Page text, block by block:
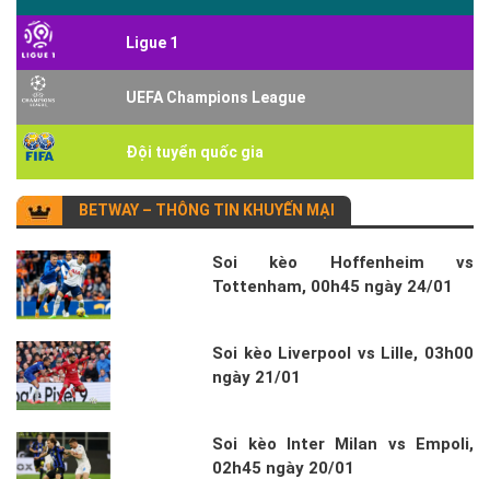
Ligue 1
UEFA Champions League
Đội tuyển quốc gia
BETWAY – THÔNG TIN KHUYẾN MẠI
Soi kèo Hoffenheim vs
Tottenham, 00h45 ngày 24/01
Soi kèo Liverpool vs Lille, 03h00
ngày 21/01
Soi kèo Inter Milan vs Empoli,
02h45 ngày 20/01